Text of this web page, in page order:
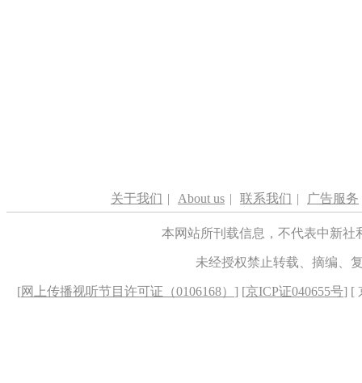
关于我们 | About us | 联系我们 | 广告服务
本网站所刊载信息，不代表中新
未经授权禁止转载、摘编、
[网上传播视听节目许可证（0106168） ] [京ICP证040655号] [